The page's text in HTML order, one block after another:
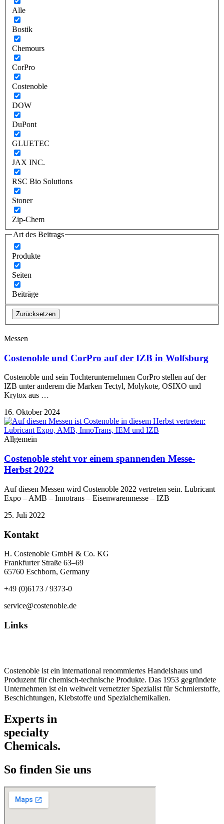
Alle
Bostik
Chemours
CorPro
Costenoble
DOW
DuPont
GLUETEC
JAX INC.
RSC Bio Solutions
Stoner
Zip-Chem
Art des Beitrags
Produkte
Seiten
Beiträge
Zurücksetzen
Messen
Costenoble und CorPro auf der IZB in Wolfsburg
Costenoble und sein Tochterunternehmen CorPro stellen auf der
IZB unter anderem die Marken Tectyl, Molykote, OSIXO und
Krytox aus …
16. Oktober 2024
Allgemein
Costenoble steht vor einem spannenden Messe-
Herbst 2022
Auf diesen Messen wird Costenoble 2022 vertreten sein. Lubricant
Expo – AMB – Innotrans – Eisenwarenmesse – IZB
25. Juli 2022
Kontakt
H. Costenoble GmbH & Co. KG
Frankfurter Straße 63–69
65760 Eschborn, Germany
+49 (0)6173 / 9373-0
service@costenoble.de
Links
Costenoble ist ein international renommiertes Handelshaus und
Produzent für chemisch-technische Produkte. Das 1953 gegründete
Unternehmen ist ein weltweit vernetzter Spezialist für Schmierstoffe,
Beschichtungen, Klebstoffe und Spezialchemikalien.
Experts in
specialty
Chemicals.
So finden Sie uns